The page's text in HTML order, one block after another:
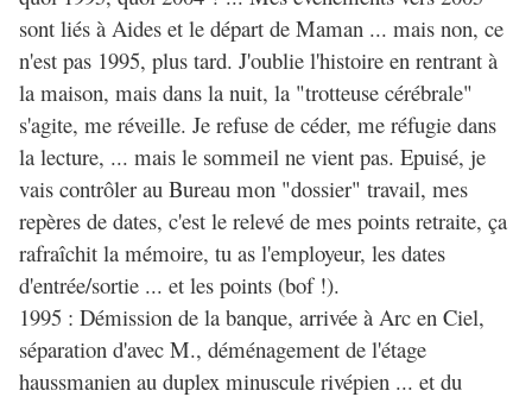
sont liés à Aides et le départ de Maman ... mais non, ce
n'est pas 1995, plus tard. J'oublie l'histoire en rentrant à
la maison, mais dans la nuit, la "trotteuse cérébrale"
s'agite, me réveille. Je refuse de céder, me réfugie dans
la lecture, ... mais le sommeil ne vient pas. Epuisé, je
vais contrôler au Bureau mon "dossier" travail, mes
repères de dates, c'est le relevé de mes points retraite, ça
rafraîchit la mémoire, tu as l'employeur, les dates
d'entrée/sortie ... et les points (bof !).
1995 : Démission de la banque, arrivée à Arc en Ciel,
séparation d'avec M., déménagement de l'étage
haussmanien au duplex minuscule rivépien ... et du